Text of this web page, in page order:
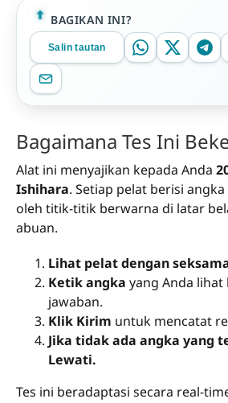
BAGIKAN INI?
Salin tautan
Bagaimana Tes Ini
Alat ini menyajikan kepada Anda
Ishihara. Setiap pelat berisi
oleh titik-titik berwarna di latar
abuan.
Lihat pelat dengan
Ketik angka yang Anda
jawaban.
Klik Kirim untuk mencatat
Jika tidak ada angka yang
Lewati.
Tes ini beradaptasi secara real-